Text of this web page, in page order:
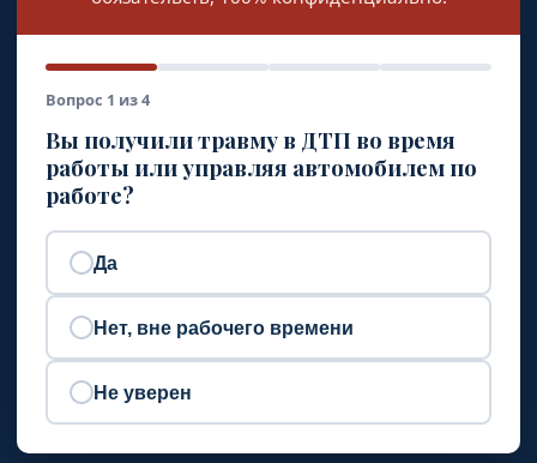
Вопрос 1 из 4
Вы получили травму в ДТП во время
работы или управляя автомобилем по
работе?
Да
Нет, вне рабочего времени
Не уверен